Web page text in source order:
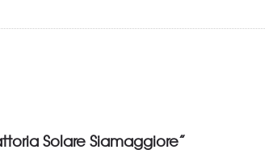
Solare Siamaggiore”